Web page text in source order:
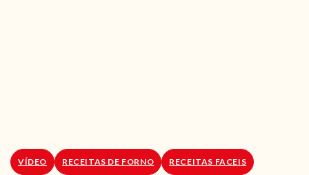
VÍDEO RECEITAS DE FORNO RECEITAS FACEIS